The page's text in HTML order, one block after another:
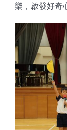
樂，啟發好奇